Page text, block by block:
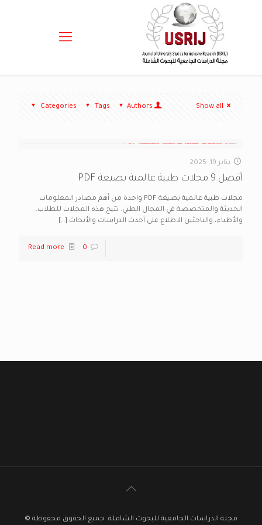
Categories Tags Authors Show all
يناير 19, 2025
أفضل 9 مجلات طبية عالمية بصيغة PDF
مجلات طبية عالمية بصيغة PDF واحدة من أهم مصادر المعلومات
الحديثة والمتخصصة في المجال الطبي. تتيح هذه المجلات للطلاب،
والأطباء، والباحثين الاطلاع على أحدث الدراسات والأبحاث […]
0
Read more
مجلة الدراسات الجامعية للبحوث الشاملة. جميع الحقوق محفوظة ©